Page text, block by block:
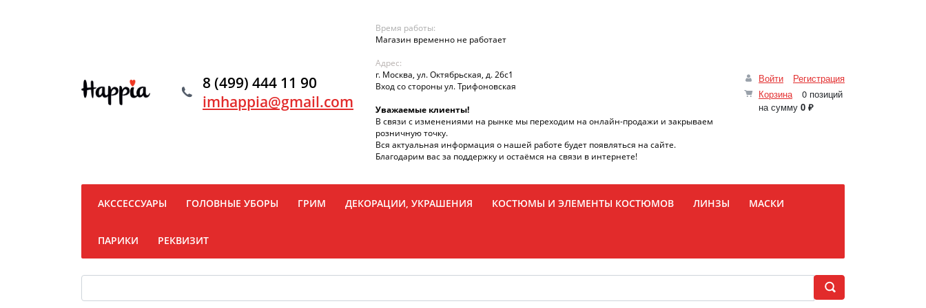
Войти
Регистрация
Корзина
0 позиций
на сумму 0 ₽
8 (499) 444 11 90
imhappia@gmail.com
Время работы:
Магазин временно не работает
Адрес:
г. Москва, ул. Октябрьская, д. 26с1
Вход со стороны ул. Трифоновская
Уважаемые клиенты!
В связи с изменениями на рынке мы переходим на онлайн-продажи и закрываем
розничную точку.
Вся актуальная информация о нашей работе будет появляться на сайте.
Благодарим вас за поддержку и остаёмся на связи в интернете!
АКССЕССУАРЫ ГОЛОВНЫЕ УБОРЫ ГРИМ ДЕКОРАЦИИ, УКРАШЕНИЯ КОСТЮМЫ И ЭЛЕМЕНТЫ КОСТЮМОВ ЛИНЗЫ МАСКИ
ПАРИКИ РЕКВИЗИТ